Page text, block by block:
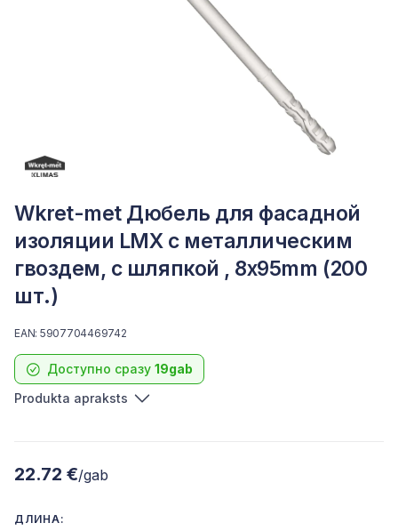
Wkret-met Дюбель для фасадной
изоляции LMX с металлическим
гвоздем, с шляпкой , 8x95mm (200
шт.)
Доступно сразу 19gab
EAN: 5907704469742
Produkta apraksts
22.72 €/gab
ДЛИНА: